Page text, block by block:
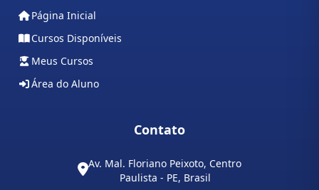
Página Inicial
Cursos Disponíveis
Meus Cursos
Área do Aluno
Contato
Av. Mal. Floriano Peixoto, Centro
Paulista - PE, Brasil